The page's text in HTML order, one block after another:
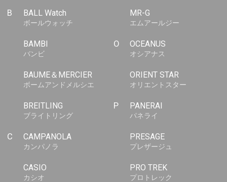
B BALL Watch
ボールウォッチ
BAMBI
バンビ
BAUME＆MERCIER
ボームアンドメルシエ
BREITLING
ブライトリング
C CAMPANOLA
カンパノラ
CASIO
カシオ
MR-G
エムアールジー
O OCEANUS
オシアナス
ORIENT STAR
オリエントスター
P PANERAI
パネライ
PRESAGE
プレザージュ
PRO TREK
プロトレック